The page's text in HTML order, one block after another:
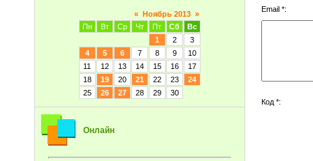
« Ноябрь 2013 »
Пн
Вт Ср Чт Пт Сб
Вс
1
2
3
4
5 6 7 8 9
10
11
12 13 14 15 16
17
18
19 20 21 22 23
24
25
26 27 28 29 30
Онлайн
Email *:
Код *: